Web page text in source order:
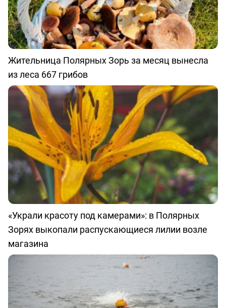
Жительница Полярных Зорь за месяц вынесла
из леса 667 грибов
«Украли красоту под камерами»: в Полярных
Зорях выкопали распускающиеся лилии возле
магазина